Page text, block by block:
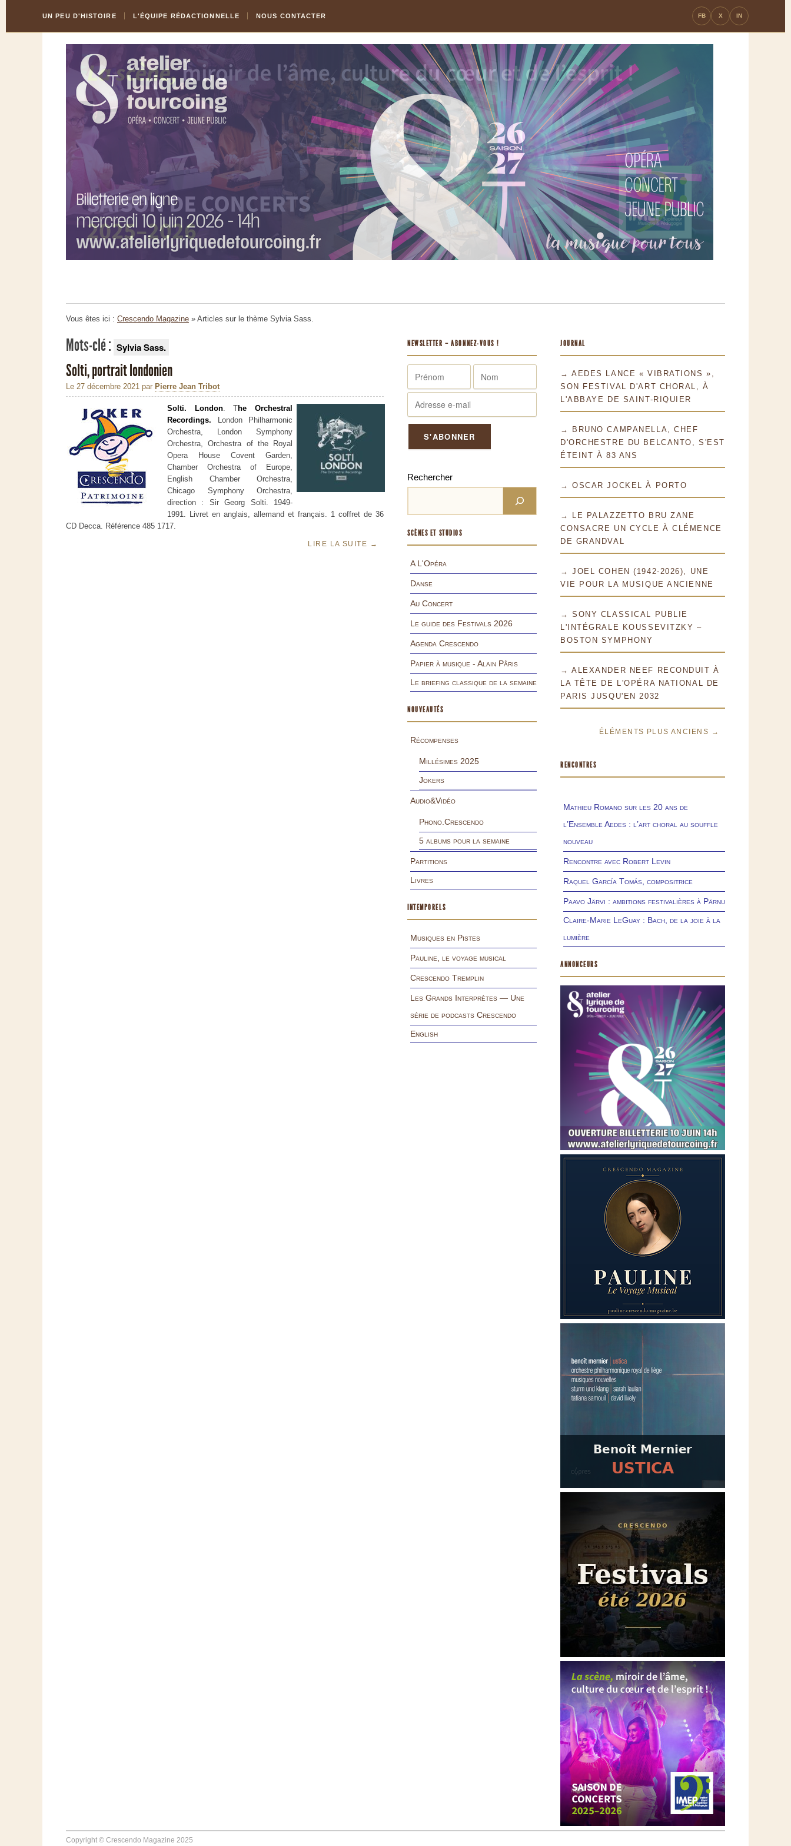
Content
la
UN PEU D'HISTOIRE L'ÉQUIPE RÉDACTIONNELLE NOUS CONTACTER FB X IN
Vous êtes ici : Crescendo Magazine » Articles sur le thème Sylvia Sass.
Mots-clé : Sylvia Sass.
Solti, portrait londonien
Le 27 décembre 2021 par Pierre Jean Tribot
Solti. London. The Orchestral
Recordings.
London Philharmonic
Orchestra, London Symphony
Orchestra, Orchestra of the Royal
Opera House Covent Garden,
Chamber Orchestra of Europe,
English Chamber Orchestra,
Chicago Symphony Orchestra,
direction : Sir Georg Solti. 1949-
1991. Livret en anglais, allemand et français. 1 coffret de 36
CD Decca. Référence 485 1717.
LIRE LA SUITE →
NEWSLETTER – ABONNEZ-VOUS !
Rechercher
SCÈNES ET STUDIOS
A L'Opéra
Danse
Au Concert
Le guide des Festivals 2026
Agenda Crescendo
Papier à musique - Alain Pâris
Le briefing classique de la semaine
NOUVEAUTÉS
Récompenses
Millésimes 2025
Jokers
Audio&Vidéo
Phono.Crescendo
5 albums pour la semaine
Partitions
Livres
INTEMPORELS
Musiques en Pistes
Pauline, le voyage musical
Crescendo Tremplin
Les Grands Interprètes — Une
série de podcasts Crescendo
English
JOURNAL
→ AEDES LANCE « VIBRATIONS »,
SON FESTIVAL D'ART CHORAL, À
L'ABBAYE DE SAINT-RIQUIER
→ BRUNO CAMPANELLA, CHEF
D'ORCHESTRE DU BELCANTO, S'EST
ÉTEINT À 83 ANS
→ OSCAR JOCKEL À PORTO
→ LE PALAZZETTO BRU ZANE
CONSACRE UN CYCLE À CLÉMENCE
DE GRANDVAL
→ JOEL COHEN (1942-2026), UNE
VIE POUR LA MUSIQUE ANCIENNE
→ SONY CLASSICAL PUBLIE
L'INTÉGRALE KOUSSEVITZKY –
BOSTON SYMPHONY
→ ALEXANDER NEEF RECONDUIT À
LA TÊTE DE L'OPÉRA NATIONAL DE
PARIS JUSQU'EN 2032
ÉLÉMENTS PLUS ANCIENS →
RENCONTRES
Mathieu Romano sur les 20 ans de
l’Ensemble Aedes : l’art choral au souffle
nouveau
Rencontre avec Robert Levin
Raquel García Tomás, compositrice
Paavo Järvi : ambitions festivalières à Pärnu
Claire-Marie LeGuay : Bach, de la joie à la
lumière
ANNONCEURS
Copyright © Crescendo Magazine 2025